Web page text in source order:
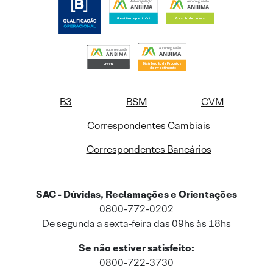
B3 BSM
CVM
Correspondentes Cambiais
Correspondentes Bancários
SAC - Dúvidas, Reclamações e Orientações
0800-772-0202
De segunda a sexta-feira das 09hs às 18hs
Se não estiver satisfeito:
0800-722-3730